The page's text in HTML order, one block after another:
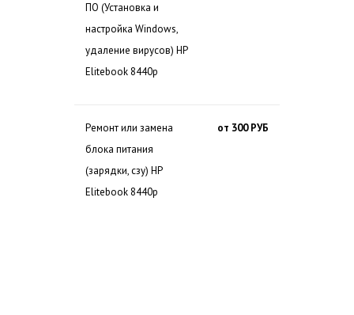
ПО (Установка и
настройка Windows,
удаление вирусов) HP
Elitebook 8440p
Ремонт или замена
блока питания
(зарядки, сзу) HP
Elitebook 8440p
от 300 РУБ